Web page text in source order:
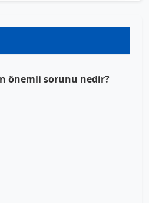
önemli sorunu nedir?